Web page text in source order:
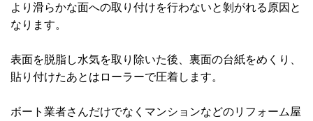
より滑らかな面への取り付けを行わないと剝がれる原因と
なります。
表面を脱脂し水気を取り除いた後、裏面の台紙をめくり、
貼り付けたあとはローラーで圧着します。
ボート業者さんだけでなくマンションなどのリフォーム屋